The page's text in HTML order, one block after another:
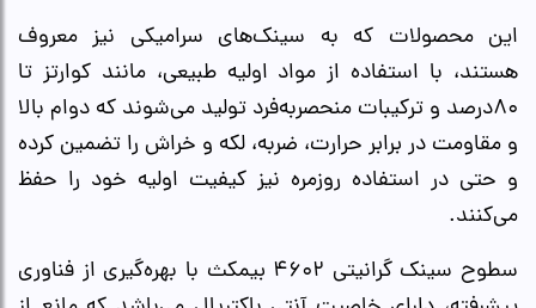
این محصولات که به سینک‌های سرامیکی نیز معروف
هستند، با استفاده از مواد اولیه طبیعی، مانند کوارتز تا
۸۰درصد و ترکیبات منحصربه‌فرد تولید می‌شوند که دوام بالا
و مقاومت در برابر حرارت، ضربه، لکه و خراش را تضمین کرده
و حتی در استفاده روزمره نیز کیفیت اولیه خود را حفظ
می‌کنند.
سطوح سینک‌ گرانیتی ۴۶۰۲ بیمکث با بهره‌گیری از فناوری